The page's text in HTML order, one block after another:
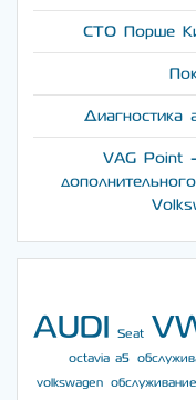
СТО Порше
Диагностика
VAG Point
AUDI Seat
octavia a5
volkswagen